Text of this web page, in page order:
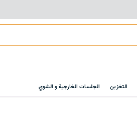
التخزين الجلسات الخارجية و الشوي